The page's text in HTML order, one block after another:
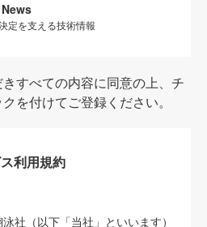
定を支える技術情報
すべての内容に同意の上、チ
を付けてご登録ください。
利用規約
社（以下「当社」といいます）